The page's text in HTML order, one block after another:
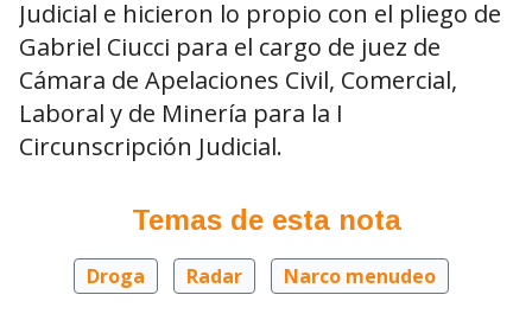
Judicial e hicieron lo propio con el pliego de
Gabriel Ciucci para el cargo de juez de
Cámara de Apelaciones Civil, Comercial,
Laboral y de Minería para la I
Circunscripción Judicial.
Temas de esta nota
Droga Radar Narco menudeo